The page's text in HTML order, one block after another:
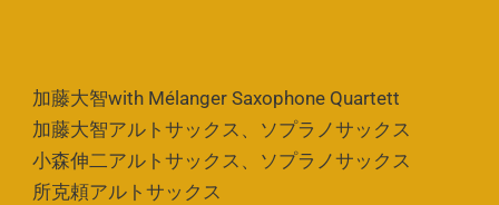
加藤大智with Mélanger Saxophone Quartett
加藤大智アルトサックス、ソプラノサックス
小森伸二アルトサックス、ソプラノサックス
所克頼アルトサックス